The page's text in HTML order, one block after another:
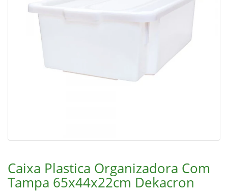
Caixa Plastica Organizadora Com
Tampa 65x44x22cm Dekacron